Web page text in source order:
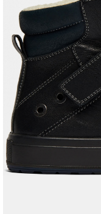
Аутлет
Акции / Новости
Адреса магазинов
Москва